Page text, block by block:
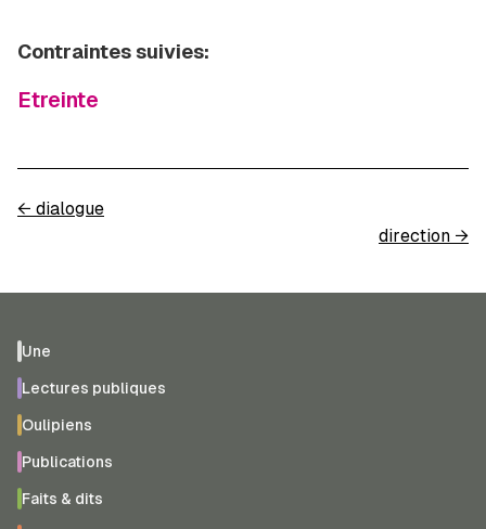
Contraintes suivies:
Etreinte
← dialogue
direction →
Une
Lectures publiques
Oulipiens
Publications
Faits & dits